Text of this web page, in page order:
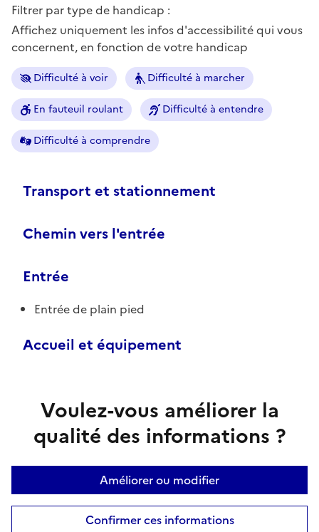
Filtrer par type de handicap :
Affichez uniquement les infos d'accessibilité qui vous
concernent, en fonction de votre handicap
Difficulté à voir Difficulté à marcher
En fauteuil roulant Difficulté à entendre
Difficulté à comprendre
Transport et stationnement
Chemin vers l'entrée
Entrée
Entrée de plain pied
Accueil et équipement
Voulez-vous améliorer la
qualité des informations ?
Améliorer ou modifier
Confirmer ces informations